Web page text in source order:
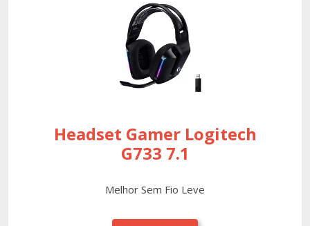
Headset Gamer Logitech
G733 7.1
Melhor Sem Fio Leve